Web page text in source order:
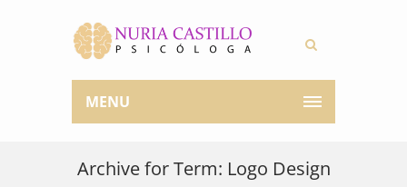
MENU
Archive for Term: Logo Design